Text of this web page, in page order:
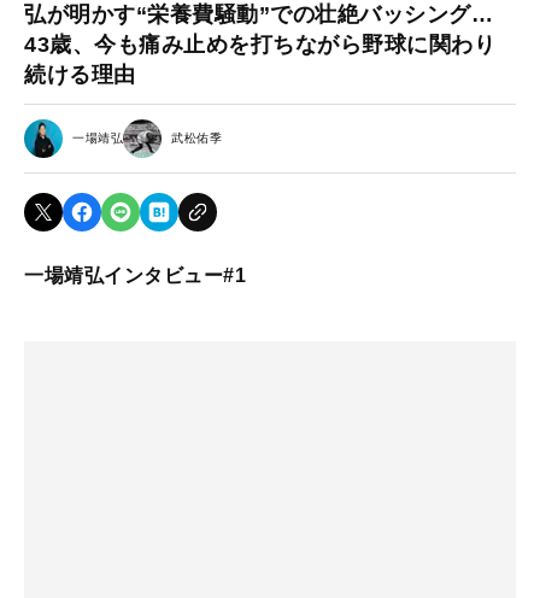
弘が明かす“栄養費騒動”での壮絶バッシング…
43歳、今も痛み止めを打ちながら野球に関わり
続ける理由
一場靖弘 武松佑季
一場靖弘インタビュー#1